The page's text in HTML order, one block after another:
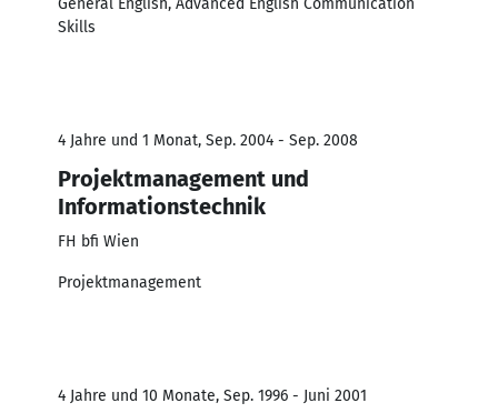
Skills
4 Jahre und 1 Monat, Sep. 2004 - Sep. 2008
Projektmanagement und
Informationstechnik
FH bfi Wien
Projektmanagement
4 Jahre und 10 Monate, Sep. 1996 - Juni 2001